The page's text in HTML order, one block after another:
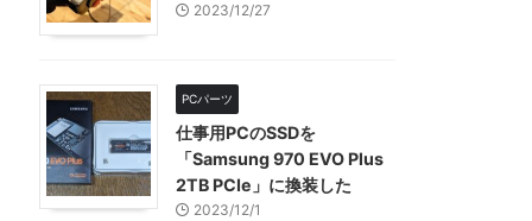
2023/12/27
PCパーツ
仕事用PCのSSDを
「Samsung 970 EVO Plus
2TB PCIe」に換装した
2023/12/1